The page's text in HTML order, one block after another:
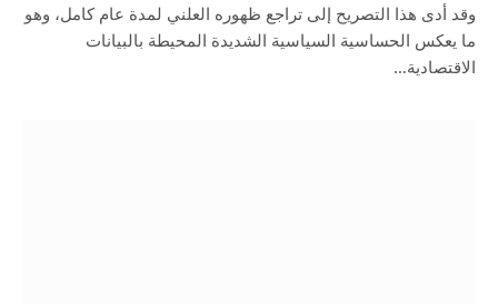
وقد أدى هذا التصريح إلى تراجع ظهوره العلني لمدة عام كامل، وهو
ما يعكس الحساسية السياسية الشديدة المحيطة بالبيانات
الاقتصادية…